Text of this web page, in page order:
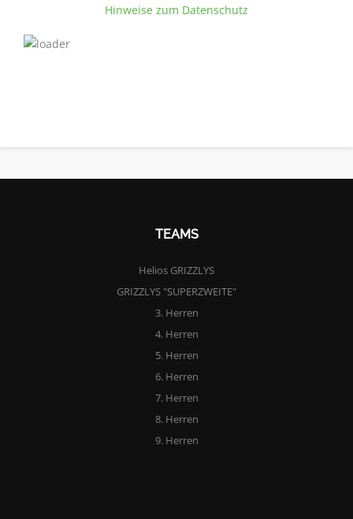
Hinweise zum Datenschutz
TEAMS
Helios GRIZZLYS
GRIZZLYS "SUPERZWEITE"
3. Herren
4. Herren
5. Herren
6. Herren
7. Herren
8. Herren
9. Herren